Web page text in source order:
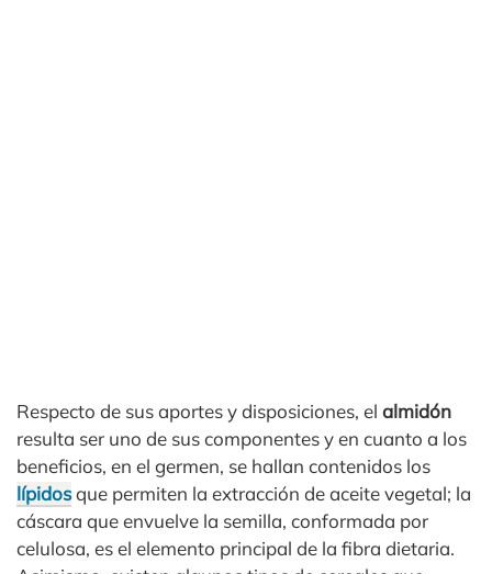
Respecto de sus aportes y disposiciones, el almidón
resulta ser uno de sus componentes y en cuanto a los
beneficios, en el germen, se hallan contenidos los
lípidosque permiten la extracción de aceite vegetal; la
cáscara que envuelve la semilla, conformada por
celulosa, es el elemento principal de la fibra dietaria.